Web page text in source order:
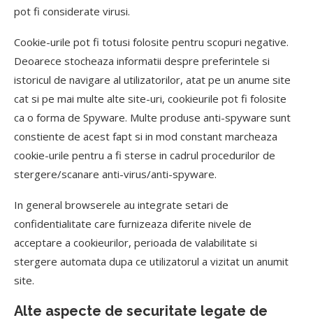
pot fi considerate virusi.
Cookie-urile pot fi totusi folosite pentru scopuri negative.
Deoarece stocheaza informatii despre preferintele si
istoricul de navigare al utilizatorilor, atat pe un anume site
cat si pe mai multe alte site-uri, cookieurile pot fi folosite
ca o forma de Spyware. Multe produse anti-spyware sunt
constiente de acest fapt si in mod constant marcheaza
cookie-urile pentru a fi sterse in cadrul procedurilor de
stergere/scanare anti-virus/anti-spyware.
In general browserele au integrate setari de
confidentialitate care furnizeaza diferite nivele de
acceptare a cookieurilor, perioada de valabilitate si
stergere automata dupa ce utilizatorul a vizitat un anumit
site.
Alte aspecte de securitate legate de